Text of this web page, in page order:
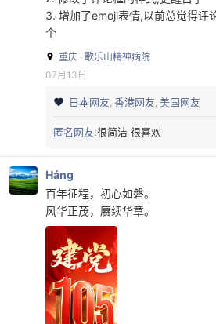
3. 增加了emoji表情,以前总觉得评
个
重庆 · 歌乐山精神病院
07月13日
日本网友 香港网友 美国网友
匿名网友:很简洁 很喜欢
Háng
百年征程，初心如磐。
风华正茂，赓续华章。